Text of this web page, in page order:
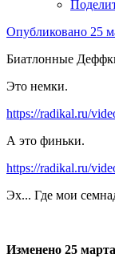
Опубликовано 25
Биатлонные
Это немки.
https://radikal.ru/
А это финьки.
https://radikal.ru/
Эх... Где мои
Изменено 25